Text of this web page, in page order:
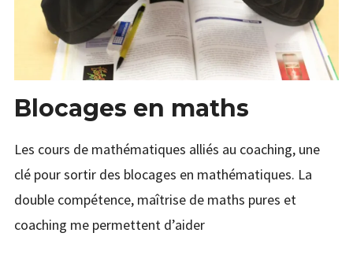
Blocages en maths
Les cours de mathématiques alliés au coaching, une
clé pour sortir des blocages en mathématiques. La
double compétence, maîtrise de maths pures et
coaching me permettent d’aider